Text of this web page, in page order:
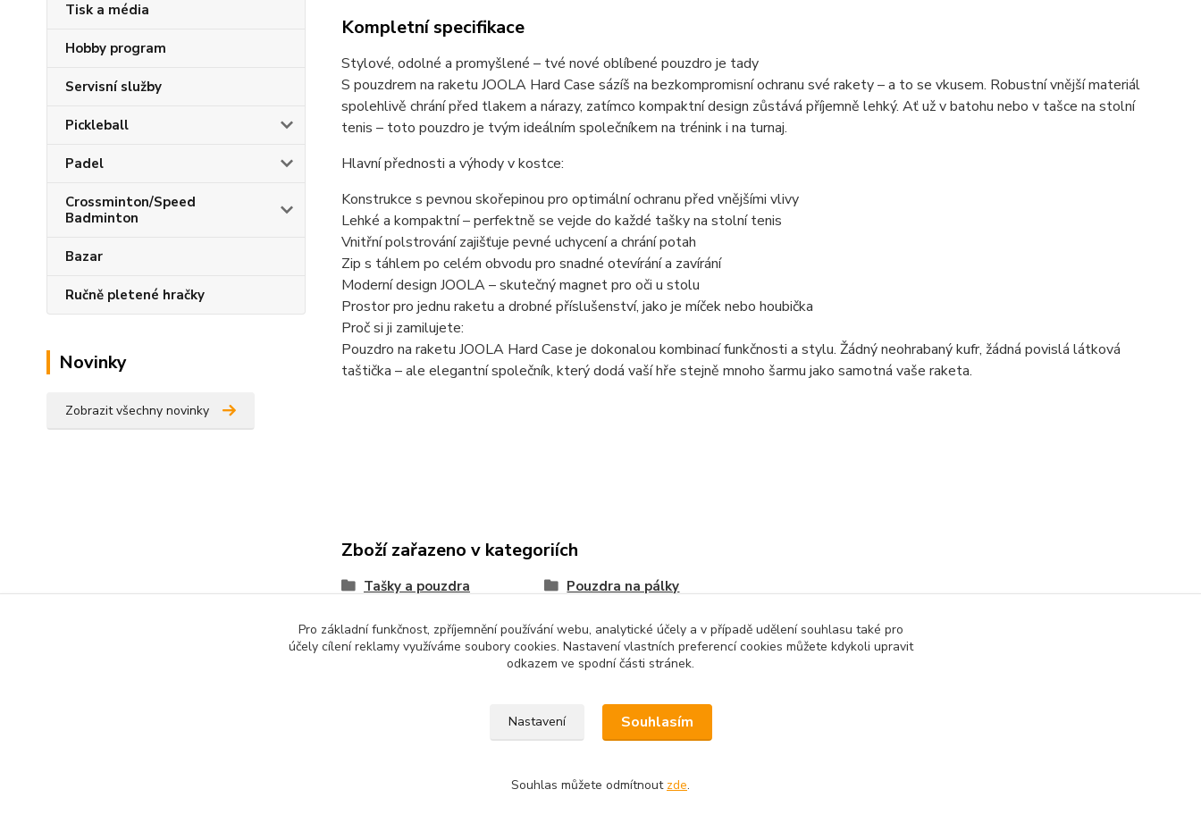
Tisk a média
Hobby program
Servisní služby
Pickleball
Padel
Crossminton/Speed
Badminton
Bazar
Ručně pletené hračky
Novinky
Zobrazit všechny novinky
Kompletní specifikace
Stylové, odolné a promyšlené – tvé nové oblíbené pouzdro je tady
S pouzdrem na raketu JOOLA Hard Case sázíš na bezkompromisní ochranu své rakety – a to se vkusem. Robustní vnější materiál
spolehlivě chrání před tlakem a nárazy, zatímco kompaktní design zůstává příjemně lehký. Ať už v batohu nebo v tašce na stolní
tenis – toto pouzdro je tvým ideálním společníkem na trénink i na turnaj.
Hlavní přednosti a výhody v kostce:
Konstrukce s pevnou skořepinou pro optimální ochranu před vnějšími vlivy
Lehké a kompaktní – perfektně se vejde do každé tašky na stolní tenis
Vnitřní polstrování zajišťuje pevné uchycení a chrání potah
Zip s táhlem po celém obvodu pro snadné otevírání a zavírání
Moderní design JOOLA – skutečný magnet pro oči u stolu
Prostor pro jednu raketu a drobné příslušenství, jako je míček nebo houbička
Proč si ji zamilujete:
Pouzdro na raketu JOOLA Hard Case je dokonalou kombinací funkčnosti a stylu. Žádný neohrabaný kufr, žádná povislá látková
taštička – ale elegantní společník, který dodá vaší hře stejně mnoho šarmu jako samotná vaše raketa.
Zboží zařazeno v kategoriích
Tašky a pouzdra Pouzdra na pálky
Pro základní funkčnost, zpříjemnění používání webu, analytické účely a v případě udělení souhlasu také pro
účely cílení reklamy využíváme soubory cookies. Nastavení vlastních preferencí cookies můžete kdykoli upravit
odkazem ve spodní části stránek.
Nastavení Souhlasím
Souhlas můžete odmítnout zde.